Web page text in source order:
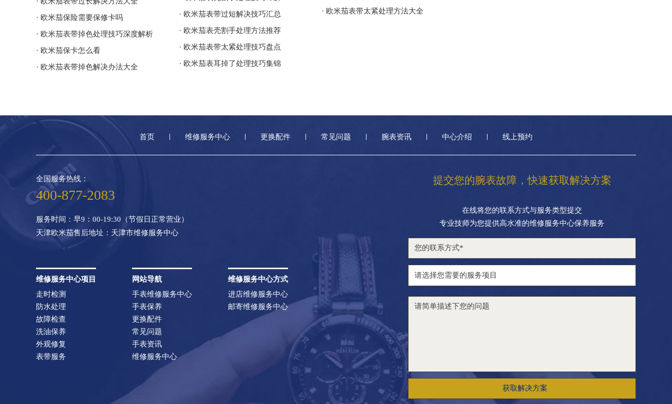
· 欧米茄保险需要保修卡吗
· 欧米茄表带掉色处理技巧深度解析
· 欧米茄保卡怎么看
· 欧米茄表带掉色解决办法大全
· 欧米茄表带过短解决技巧汇总
· 欧米茄表壳割手处理方法推荐
· 欧米茄表带太紧处理技巧盘点
· 欧米茄表耳掉了处理技巧集锦
· 欧米茄表带太紧处理方法大全
首页 维修服务中心 更换配件 常见问题 腕表资讯 中心介绍 线上预约
提交您的腕表故障，快速获取解决方案
在线将您的联系方式与服务类型提交
专业技师为您提供高水准的维修服务中心保养服务
获取解决方案
全国服务热线：
400-877-2083
服务时间：早9：00-19:30（节假日正常营业）
天津欧米茄售后地址：天津市维修服务中心
维修服务中心项目
走时检测
防水处理
故障检查
洗油保养
外观修复
表带服务
网站导航
手表维修服务中心
手表保养
更换配件
常见问题
手表资讯
维修服务中心
维修服务中心方式
进店维修服务中心
邮寄维修服务中心